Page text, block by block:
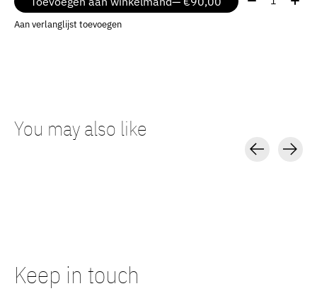
Aan verlanglijst toevoegen
You may also like
Keep in touch